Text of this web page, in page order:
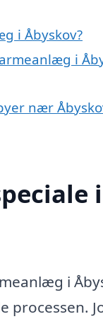
i Åbyskov?
i
nær
i
processen.